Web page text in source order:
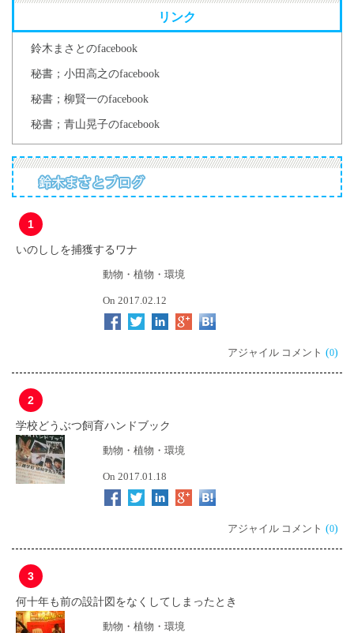
リンク
鈴木まさとのfacebook
秘書；小田高之のfacebook
秘書；柳賢一のfacebook
秘書；青山晃子のfacebook
1
いのししを捕獲するワナ
動物・植物・環境
On 2017.02.12
アジャイル コメント (0)
2
学校どうぶつ飼育ハンドブック
動物・植物・環境
On 2017.01.18
アジャイル コメント (0)
3
何十年も前の設計図をなくしてしまったとき
動物・植物・環境